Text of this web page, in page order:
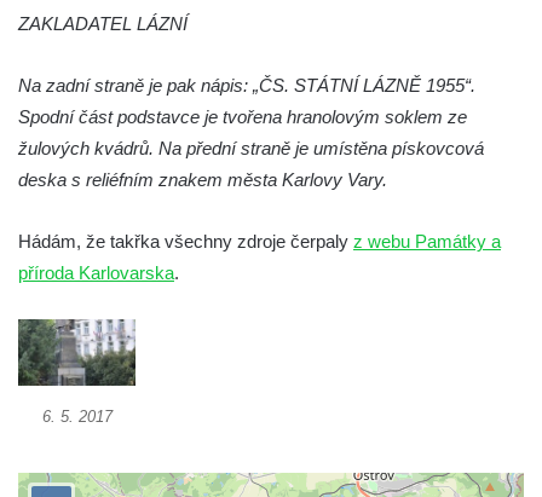
Lavička Kůň Převalského v ZOO Hluboká
Socha Opičákovník v ZOO Hluboká
Socha Roháč v ZOO Hluboká
čp. 69/1 v Českých Budějovicích
Socha Jana Valeria Jirsíka u Černé věže v
Socha Krista klesajícího pod křížem u
kostela svatého Mikuláše v Českých
kostela svaté Rodiny v Českých
ZAKLADATEL LÁZNÍ
Na zadní straně je pak nápis: „ČS. STÁTNÍ LÁZNĚ 1955“.
Spodní část podstavce je tvořena hranolovým soklem ze
žulových kvádrů. Na přední straně je umístěna pískovcová
deska s reliéfním znakem města Karlovy Vary.
Hádám, že takřka všechny zdroje čerpaly z webu Památky a
příroda Karlovarska.
6. 5. 2017